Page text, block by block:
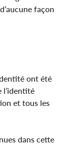
façon
ont été
l’identité
et tous les
dans cette